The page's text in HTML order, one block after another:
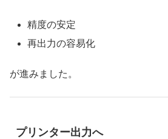
精度の安定
再出力の容易化
が進みました。
プリンター出力へ